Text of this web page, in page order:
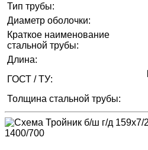
Тип трубы:
Диаметр оболочки:
Краткое наименование
стальной трубы:
Длина:
ГОСТ / ТУ:
Толщина стальной трубы: